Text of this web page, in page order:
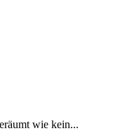
wie kein...